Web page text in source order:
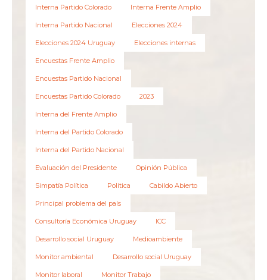
Interna Partido Colorado Interna Frente Amplio
Interna Partido Nacional Elecciones 2024
Elecciones 2024 Uruguay Elecciones internas
Encuestas Frente Amplio
Encuestas Partido Nacional
Encuestas Partido Colorado 2023
Interna del Frente Amplio
Interna del Partido Colorado
Interna del Partido Nacional
Evaluación del Presidente Opinión Pública
Simpatía Política Política Cabildo Abierto
Principal problema del país
Consultoría Económica Uruguay ICC
Desarrollo social Uruguay Medioambiente
Monitor ambiental Desarrollo social Uruguay
Monitor laboral Monitor Trabajo